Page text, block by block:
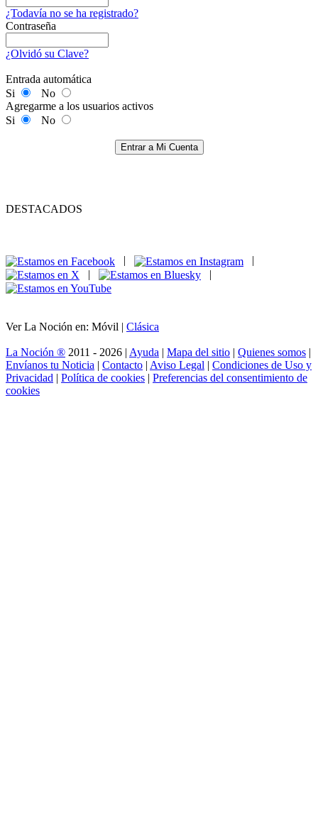
¿Todavía no se ha registrado?
Contraseña
¿Olvidó su Clave?
Entrada automática
Si
No
Agregarme a los usuarios activos
Si
No
Entrar a Mi Cuenta
DESTACADOS
|
|
Ver La Noción en: Móvil | Clásica
La Noción ® 2011 - 2026 | Ayuda | Mapa del sitio | Quienes somos |
Envíanos tu Noticia | Contacto | Aviso Legal | Condiciones de Uso y
Privacidad | Política de cookies | Preferencias del consentimiento de
cookies